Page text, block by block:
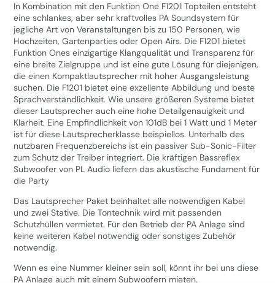
In Kombination mit den Funktion One F1201 Topteilen entsteht
eine schlankes, aber sehr kraftvolles PA Soundsystem für
jegliche Art von Veranstaltungen bis zu 150 Personen, wie
Hochzeiten, Gartenparties oder Open Airs. Die F1201 bietet
Funktion Ones einzigartige Klangqualität und Transparenz für
eine breite Zielgruppe und ist eine gute Lösung für diejenigen,
die einen Kompaktlautsprecher mit hoher Ausgangsleistung
suchen. Die F1201 bietet eine exzellente Abbildung und beste
Sprachverständlichkeit. Wie unsere größeren Systeme bietet
dieser Lautsprecher auch eine hohe Detailgenauigkeit und
Klarheit. Eine Empfindlichkeit von 101dB bei 1 Watt und 1 Meter
ist für diese Lautsprecherklasse beispiellos. Unterhalb des
nutzbaren Frequenzbereichs ist ein passiver Sub-Sonic-Filter
zum Schutz der Treiber integriert. Die kräftigen Bassreflex
Subwoofer von PL Audio liefern das akustische Fundament für
die Party
Das Lautsprecher Paket beinhaltet alle notwendigen Kabel
und zwei Stative. Die Tontechnik wird mit passenden
Schutzhüllen vermietet. Für den Betrieb der PA Anlage sind
keine weiteren Kabel notwendig oder sonstiges Zubehör
notwendig.
Wenn es eine Nummer kleiner sein soll, könnt ihr bei unsdiese
PA Anlage auch mit einem Subwoofern mieten.